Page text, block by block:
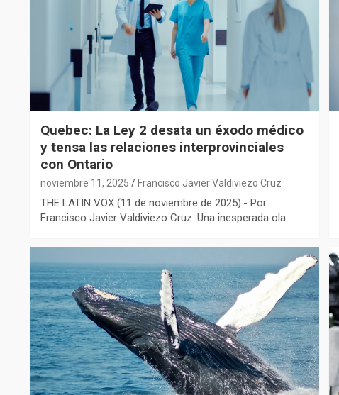
Quebec: La Ley 2 desata un éxodo médico
y tensa las relaciones interprovinciales
con Ontario
noviembre 11, 2025 Francisco Javier Valdiviezo Cruz
THE LATIN VOX (11 de noviembre de 2025).- Por
Francisco Javier Valdiviezo Cruz. Una inesperada ola…